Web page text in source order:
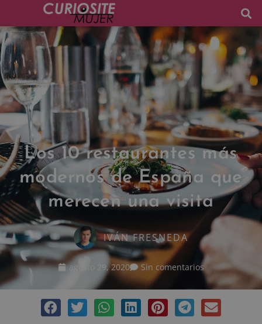
Los 10 restaurantes más
modernos de España que
merecen una visita
IVÁN FRESNEDA
agosto 29, 2020 Sin comentarios